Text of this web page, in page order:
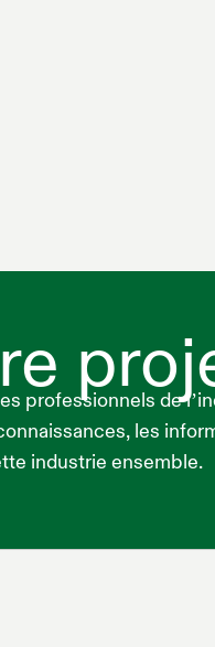
professionnels de
les
industrie ensemble.